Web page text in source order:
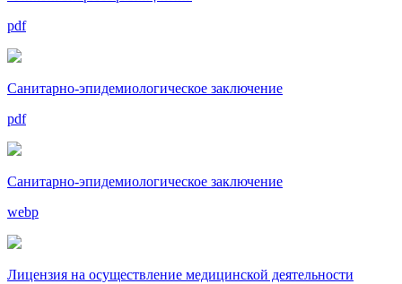
pdf
Санитарно-эпидемиологическое заключение
pdf
Санитарно-эпидемиологическое заключение
webp
Лицензия на осуществление медицинской деятельности